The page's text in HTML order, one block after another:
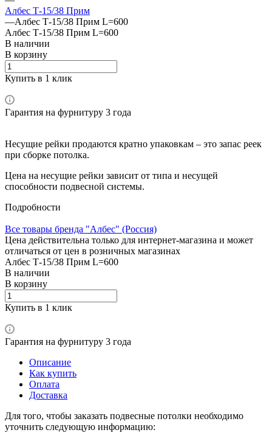
Албес Т-15/38 Прим
—Албес Т-15/38 Прим L=600
Албес Т-15/38 Прим L=600
В наличии
В корзину
Купить в 1 клик
Гарантия на фурнитуру 3 года
Несущие рейки продаются кратно упаковкам – это запас реек
при сборке потолка.
Цена на несущие рейки зависит от типа и несущей
способности подвесной системы.
Подробности
Все товары бренда "Албес" (Россия)
Цена действительна только для интернет-магазина и может
отличаться от цен в розничных магазинах
Албес Т-15/38 Прим L=600
В наличии
В корзину
Купить в 1 клик
Гарантия на фурнитуру 3 года
Описание
Как купить
Оплата
Доставка
Для того, чтобы заказать подвесные потолки необходимо
уточнить следующую информацию: